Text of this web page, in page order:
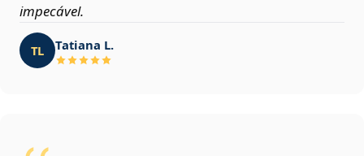
impecável.
TL Tatiana L.